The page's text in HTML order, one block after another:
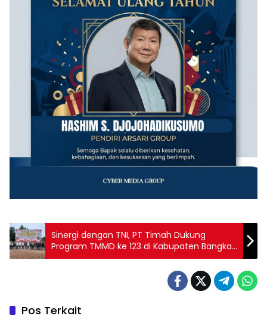
Sinergi dengan TNI, PT Timah Dukung
Program TMMD ke 123 di Kabupaten Bangka
Barat
Pos Terkait